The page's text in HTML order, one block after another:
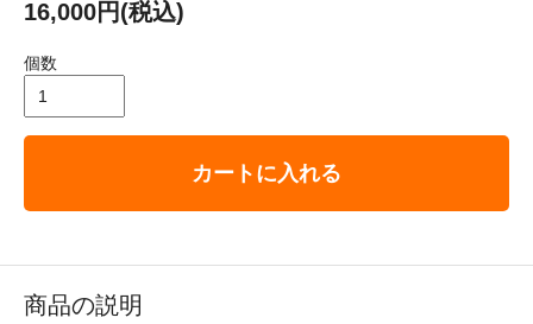
16,000円(税込)
個数
カートに入れる
商品の説明